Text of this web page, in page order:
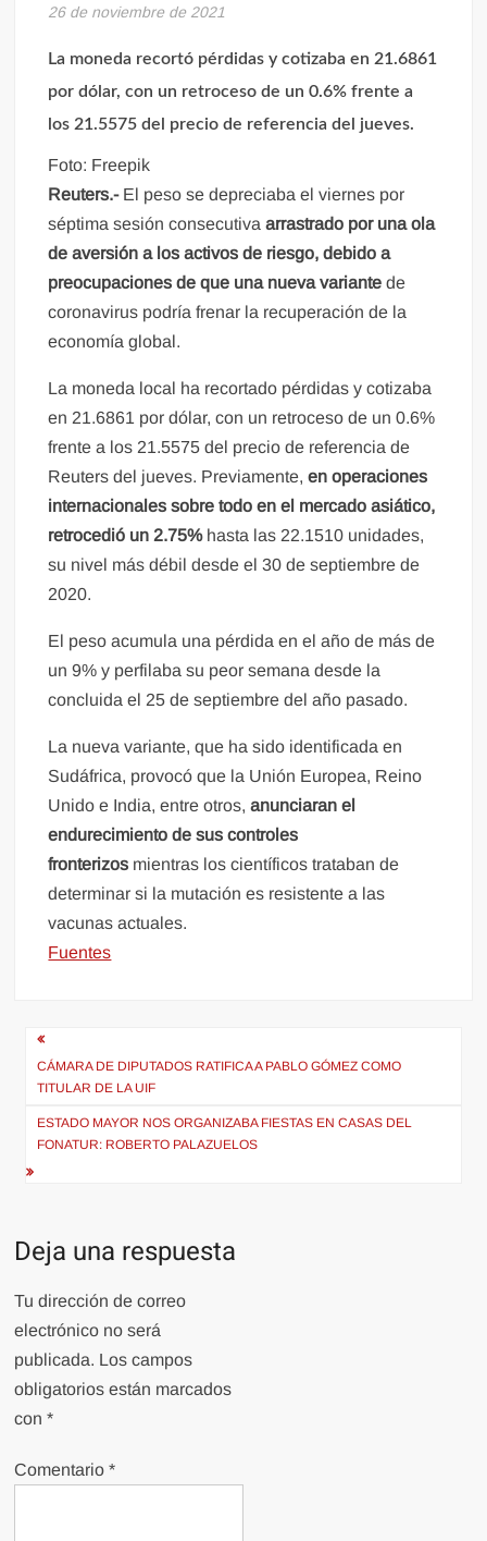
26 de noviembre de 2021
La moneda recortó pérdidas y cotizaba en 21.6861
por dólar, con un retroceso de un 0.6% frente a
los 21.5575 del precio de referencia del jueves.
Foto: Freepik
Reuters.-El peso se depreciaba el viernes por
séptima sesión consecutivaarrastrado por una ola
de aversión a los activos de riesgo, debido a
preocupaciones de que una nueva variantede
coronavirus podría frenar la recuperación de la
economía global.
La moneda local ha recortado pérdidas y cotizaba
en 21.6861 por dólar, con un retroceso de un 0.6%
frente a los 21.5575 del precio de referencia de
Reuters del jueves. Previamente,en operaciones
internacionales sobre todo en el mercado asiático,
retrocedió un 2.75% hasta las 22.1510 unidades,
su nivel más débil desde el 30 de septiembre de
2020.
El peso acumula una pérdida en el año de más de
un 9% y perfilaba su peor semana desde la
concluida el 25 de septiembre del año pasado.
La nueva variante, que ha sido identificada en
Sudáfrica, provocó que la Unión Europea, Reino
Unido e India, entre otros,anunciaran el
endurecimiento de sus controles
fronterizos mientras los científicos trataban de
determinar si la mutación es resistente a las
vacunas actuales.
Fuentes
Navegación
de
entradas
CÁMARA DE DIPUTADOS RATIFICA A PABLO GÓMEZ COMO
TITULAR DE LA UIF
ESTADO MAYOR NOS ORGANIZABA FIESTAS EN CASAS DEL
FONATUR: ROBERTO PALAZUELOS
Deja una respuesta
Tu dirección de correo
electrónico no será
publicada. Los campos
obligatorios están marcados
con*
Comentario*